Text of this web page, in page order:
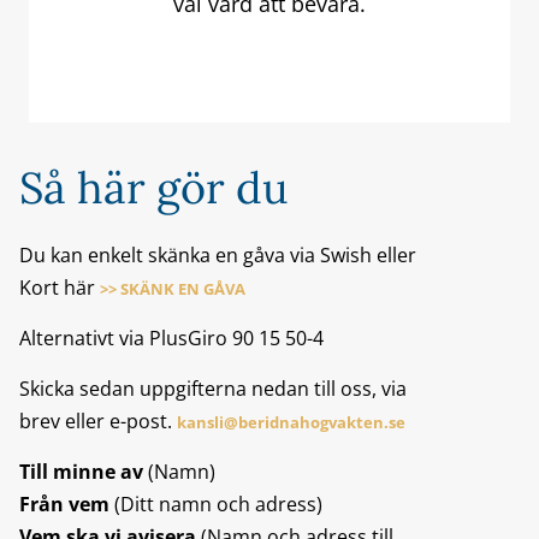
Så här gör du
Du kan enkelt skänka en gåva via Swish eller
Kort här >> SKÄNK EN GÅVA
Alternativt via PlusGiro 90 15 50-4
Skicka sedan uppgifterna nedan till oss, via
brev eller e-post. kansli@beridnahogvakten.se
Till minne av(Namn)
Från vem (Ditt namn och adress)